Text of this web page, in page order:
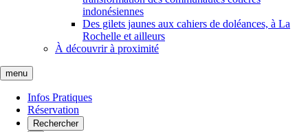
indonésiennes
Des gilets jaunes aux cahiers de doléances, à La
Rochelle et ailleurs
À découvrir à proximité
menu
Infos Pratiques
Réservation
Rechercher